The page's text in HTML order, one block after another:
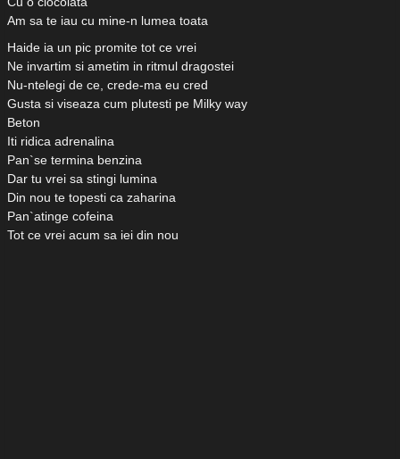
Am sa te iau cu mine-n lumea toata
Haide ia un pic promite tot ce vrei
Ne invartim si ametim in ritmul dragostei
Nu-ntelegi de ce, crede-ma eu cred
Gusta si viseaza cum plutesti pe Milky way
Beton
Iti ridica adrenalina
Pan`se termina benzina
Dar tu vrei sa stingi lumina
Din nou te topesti ca zaharina
Pan`atinge cofeina
Tot ce vrei acum sa iei din nou